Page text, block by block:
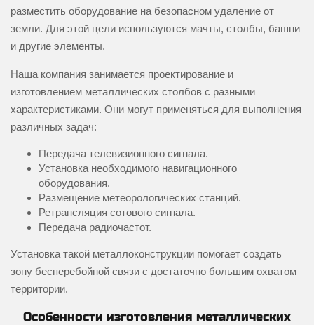
разместить оборудование на безопасном удаление от
земли. Для этой цели используются мачты, столбы, башни
и другие элементы.
Наша компания занимается проектирование и
изготовлением металлических столбов с разными
характеристиками. Они могут применяться для выполнения
различных задач:
Передача телевизионного сигнала.
Установка необходимого навигационного
оборудования.
Размещение метеорологических станций.
Ретрансляция сотового сигнала.
Передача радиочастот.
Установка такой металлоконструкции помогает создать
зону бесперебойной связи с достаточно большим охватом
территории.
Особенности изготовления металлических